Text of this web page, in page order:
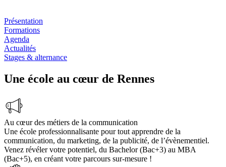
Présentation
Formations
Agenda
Actualités
Stages & alternance
Une école au cœur de Rennes
Au cœur des métiers de la communication
Une école professionnalisante pour tout apprendre de la
communication, du marketing, de la publicité, de l’évènementiel.
Venez révéler votre potentiel, du Bachelor (Bac+3) au MBA
(Bac+5), en créant votre parcours sur-mesure !